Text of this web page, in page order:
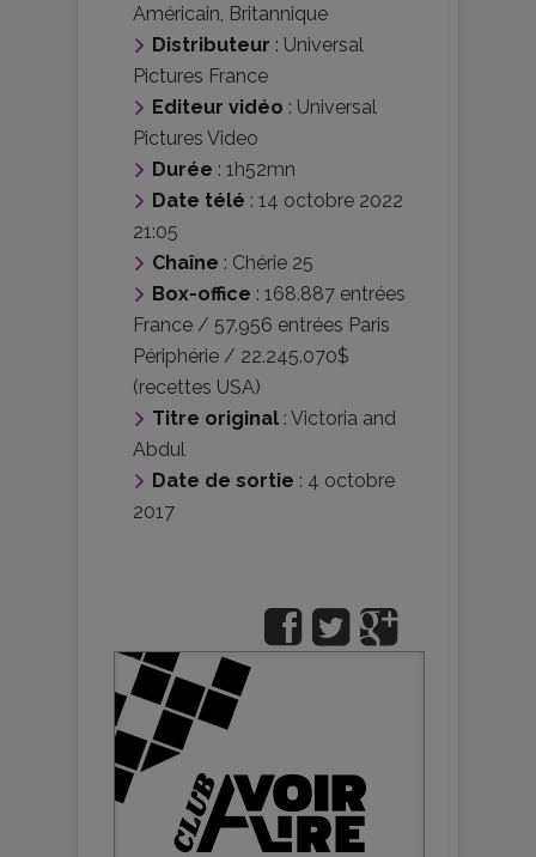
Américain Britannique
Distributeur : Universal
Pictures France
Editeur vidéo : Universal
Pictures Video
Durée : 1h52mn
Date télé : 14 octobre 2022
21:05
Chaîne : Chérie 25
Box-office : 168.887 entrées
France / 57.956 entrées Paris
Périphérie / 22.245.070$
(recettes USA)
Titre original : Victoria and
Abdul
Date de sortie : 4 octobre
2017